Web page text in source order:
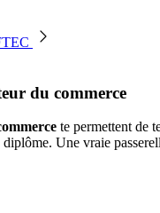
du commerce
te permettent de
Une vraie